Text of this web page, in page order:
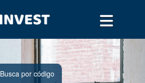
Busca por código